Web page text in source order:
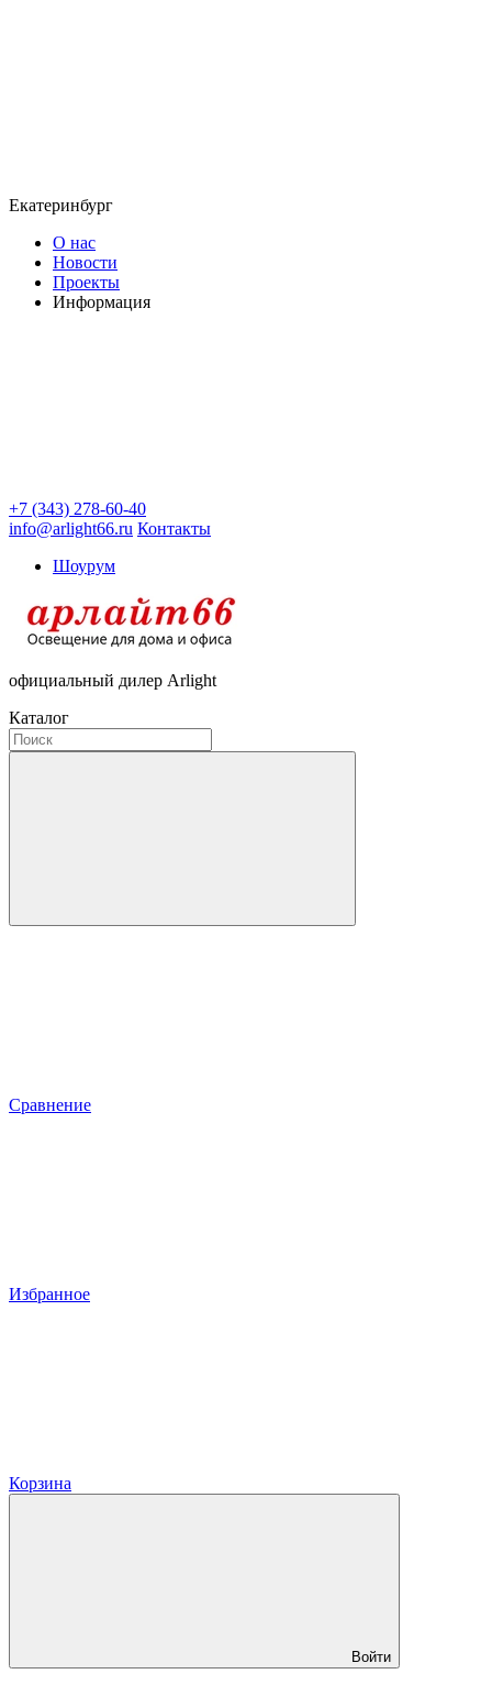
Екатеринбург
О нас
Новости
Проекты
Информация
+7 (343) 278-60-40
info@arlight66.ru Контакты
Шоурум
официальный дилер Arlight
Каталог
Сравнение
Избранное
Корзина
Войти